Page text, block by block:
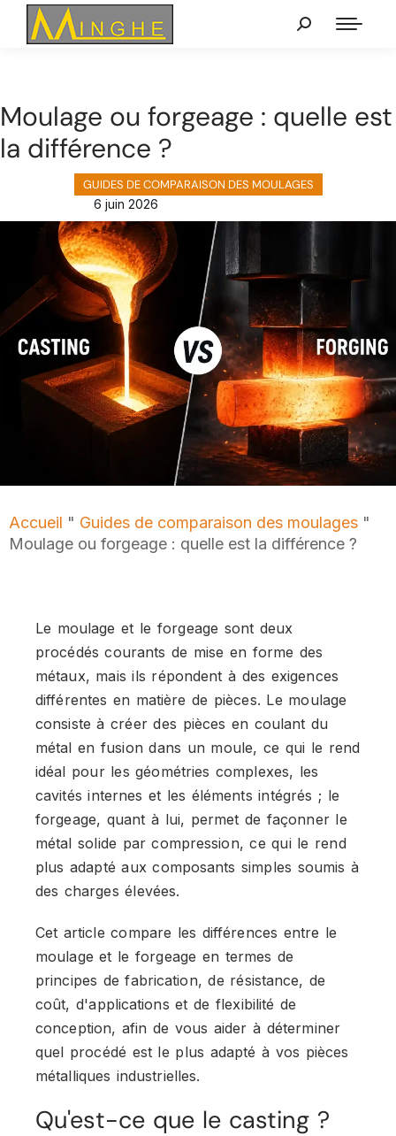
Moulage ou forgeage : quelle est
la différence ?
6 juin 2026
GUIDES DE COMPARAISON DES MOULAGES
Accueil " Guides de comparaison des moulages "
Moulage ou forgeage : quelle est la différence ?
Le moulage et le forgeage sont deux
procédés courants de mise en forme des
métaux, mais ils répondent à des exigences
différentes en matière de pièces. Le moulage
consiste à créer des pièces en coulant du
métal en fusion dans un moule, ce qui le rend
idéal pour les géométries complexes, les
cavités internes et les éléments intégrés ; le
forgeage, quant à lui, permet de façonner le
métal solide par compression, ce qui le rend
plus adapté aux composants simples soumis à
des charges élevées.
Cet article compare les différences entre le
moulage et le forgeage en termes de
principes de fabrication, de résistance, de
coût, d'applications et de flexibilité de
conception, afin de vous aider à déterminer
quel procédé est le plus adapté à vos pièces
métalliques industrielles.
Qu'est-ce que le casting ?